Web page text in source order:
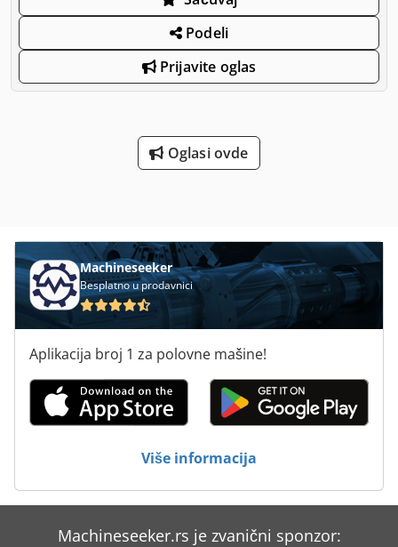
Podeli
Prijavite oglas
Oglasi ovde
Machineseeker
Besplatno u prodavnici
Aplikacija broj 1 za polovne mašine!
Više informacija
Machineseeker.rs je zvanični sponzor: